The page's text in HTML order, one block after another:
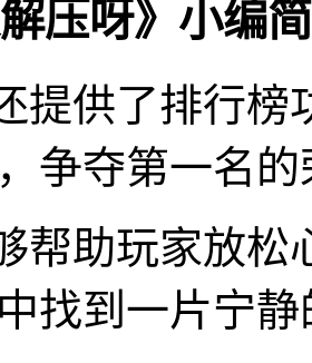
解压呀》小编
提供了排行
争夺第一名的
帮助玩家放
找到一片宁